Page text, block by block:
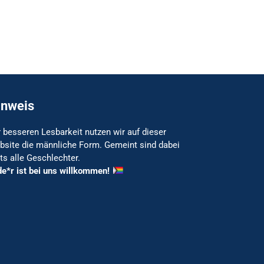
besseren Lesbarkeit nutzen wir auf dieser
die männliche Form. Gemeint sind dabei
alle Geschlechter.
ist bei uns willkommen!